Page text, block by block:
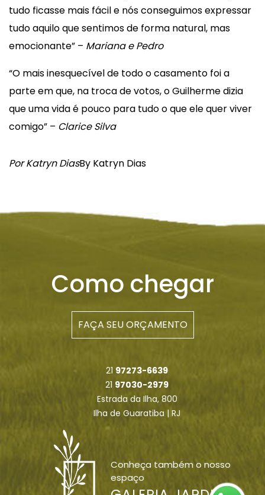
tudo ficasse mais fácil e nós conseguimos expressar
tudo aquilo que sentimos de forma natural, mas
emocionante” – Mariana e Pedro
“O mais inesquecível de todo o casamento foi a
parte em que, na troca de votos, o Guilherme dizia
que uma vida é pouco para tudo o que ele quer viver
comigo” – Clarice Silva
Por Katryn DiasBy Katryn Dias
Como chegar
FAÇA SEU ORÇAMENTO
21 97273-6639
21 97030-2979
Estrada da Ilha, 800
Ilha de Guaratiba | RJ
Conheça também o nosso
espaço